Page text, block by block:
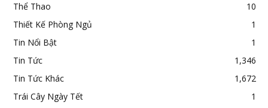
Thể Thao
10
Thiết Kế Phòng Ngủ
1
Tin Nổi Bật
1
Tin Tức
1,346
Tin Tức Khác
1,672
Trái Cây Ngày Tết
1